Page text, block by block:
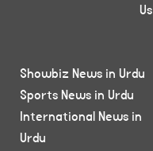
Us
Showbiz News in Urdu
Sports News in Urdu
International News in
Urdu